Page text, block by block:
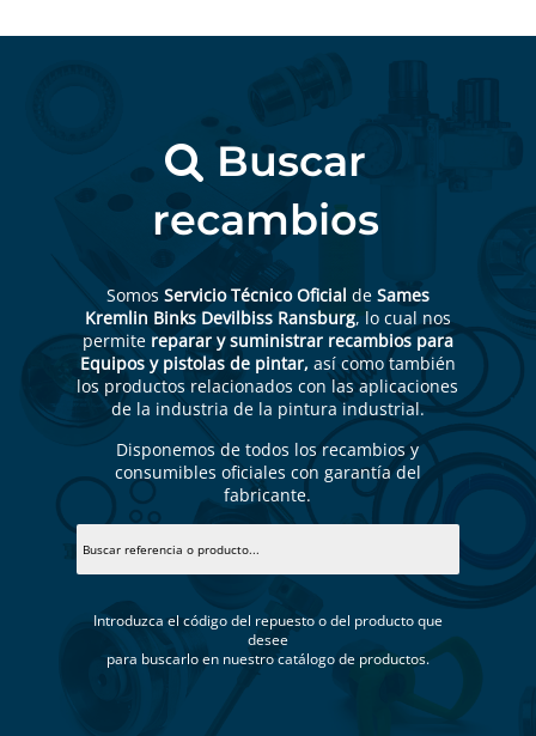
Buscar
recambios
Somos Servicio Técnico Oficial de Sames
Kremlin Binks Devilbiss Ransburg, lo cual nos
permitereparar y suministrar recambios para
Equipos y pistolas de pintar, así como también
los productos relacionados con las aplicaciones
de la industria de la pintura industrial.
Disponemos de todos los recambios y
consumibles oficiales con garantía del
fabricante.
Introduzca el código del repuesto o del producto que
desee
para buscarlo en nuestro catálogo de productos.